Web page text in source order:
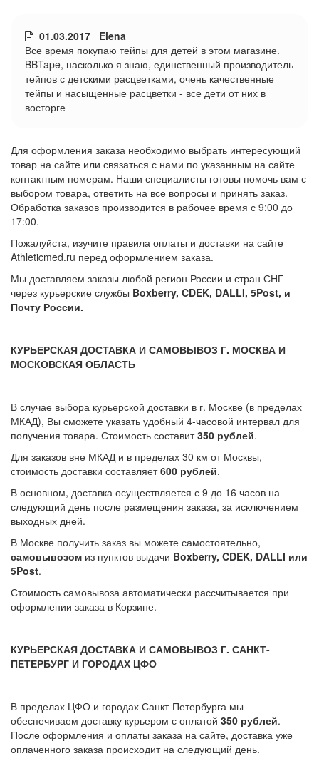
01.03.2017 Elena
Все время покупаю тейпы для детей в этом магазине.
BBTape, насколько я знаю, единственный производитель
тейпов с детскими расцветками, очень качественные
тейпы и насыщенные расцветки - все дети от них в
восторге
Для оформления заказа необходимо выбрать интересующий
товар на сайте или связаться с нами по указанным на сайте
контактным номерам. Наши специалисты готовы помочь вам с
выбором товара, ответить на все вопросы и принять заказ.
Обработка заказов производится в рабочее время с 9:00 до
17:00.
Пожалуйста, изучите правила оплаты и доставки на сайте
Athleticmed.ru перед оформлением заказа.
Мы доставляем заказы любой регион России и стран СНГ
через курьерские службы Boxberry, CDEK, DALLI, 5Post, и
Почту России.
КУРЬЕРСКАЯ ДОСТАВКА И САМОВЫВОЗ Г. МОСКВА И
МОСКОВСКАЯ ОБЛАСТЬ
В случае выбора курьерской доставки в г. Москве (в пределах
МКАД), Вы сможете указать удобный 4-часовой интервал для
получения товара. Стоимость составит350 рублей.
Для заказов вне МКАД и в пределах 30 км от Москвы,
стоимость доставки составляет600 рублей.
В основном, доставка осуществляется с 9 до 16 часов на
следующий день после размещения заказа, за исключением
выходных дней.
В Москве получить заказ вы можете самостоятельно,
самовывозом из пунктов выдачи Boxberry, CDEK, DALLI или
5Post.
Стоимость самовывоза автоматически рассчитывается при
оформлении заказа в Корзине.
КУРЬЕРСКАЯ ДОСТАВКА И САМОВЫВОЗ Г. САНКТ-
ПЕТЕРБУРГ И ГОРОДАХ ЦФО
В пределах ЦФО и городах Санкт-Петербурга мы
обеспечиваем доставку курьером с оплатой 350 рублей.
После оформления и оплаты заказа на сайте, доставка уже
оплаченного заказа происходит на следующий день.